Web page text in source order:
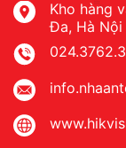
Kho hàng
Đa, Hà Nội